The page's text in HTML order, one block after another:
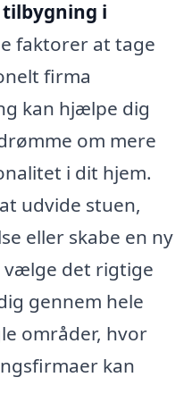
tilbygning i
faktorer at tage
firma
kan hjælpe dig
om mere
i dit hjem.
udvide stuen,
eller skabe en ny
det rigtige
gennem hele
områder, hvor
kan